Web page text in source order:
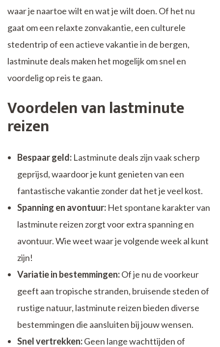
waar je naartoe wilt en wat je wilt doen. Of het nu
gaat om een relaxte zonvakantie, een culturele
stedentrip of een actieve vakantie in de bergen,
lastminute deals maken het mogelijk om snel en
voordelig op reis te gaan.
Voordelen van lastminute
reizen
Bespaar geld: Lastminute deals zijn vaak scherp
geprijsd, waardoor je kunt genieten van een
fantastische vakantie zonder dat het je veel kost.
Spanning en avontuur: Het spontane karakter van
lastminute reizen zorgt voor extra spanning en
avontuur. Wie weet waar je volgende week al kunt
zijn!
Variatie in bestemmingen:Of je nu de voorkeur
geeft aan tropische stranden, bruisende steden of
rustige natuur, lastminute reizen bieden diverse
bestemmingen die aansluiten bij jouw wensen.
Snel vertrekken:Geen lange wachttijden of